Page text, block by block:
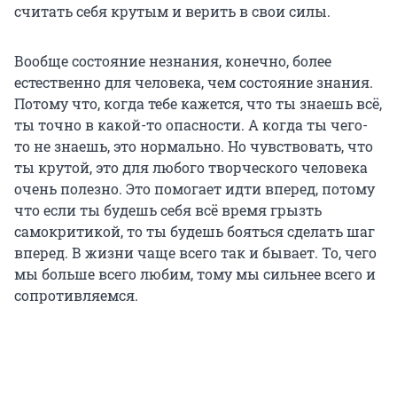
считать себя крутым и верить в свои силы.
Вообще состояние незнания, конечно, более
естественно для человека, чем состояние знания.
Потому что, когда тебе кажется, что ты знаешь всё,
ты точно в какой-то опасности. А когда ты чего-
то не знаешь, это нормально. Но чувствовать, что
ты крутой, это для любого творческого человека
очень полезно. Это помогает идти вперед, потому
что если ты будешь себя всё время грызть
самокритикой, то ты будешь бояться сделать шаг
вперед. В жизни чаще всего так и бывает. То, чего
мы больше всего любим, тому мы сильнее всего и
сопротивляемся.